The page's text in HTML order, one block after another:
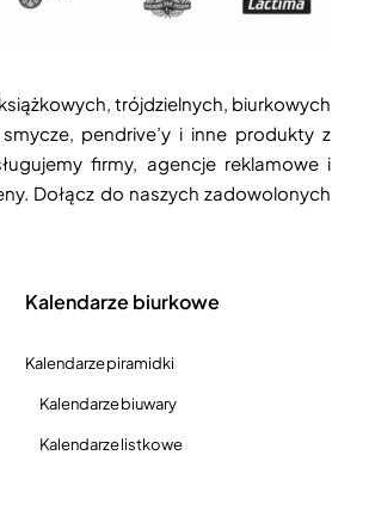
trójdzielnych, biurkowych
pendrive’y i inne produkty z
firmy, agencje reklamowe i
Dołącz do naszych zadowolonych
Kalendarze biurkowe
Kalendarze piramidki
Kalendarze biuwary
Kalendarze listkowe